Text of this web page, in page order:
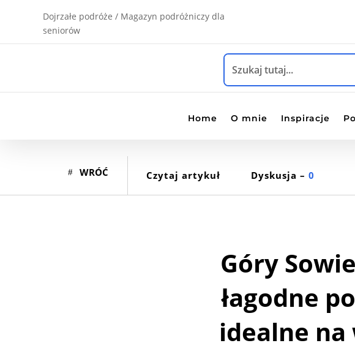
Dojrzałe podróże / Magazyn podróżniczy dla
seniorów
Home O mnie Inspiracje
WRÓĆ Czytaj artykuł Dyskusja – 0
Góry
łagodne
idealne